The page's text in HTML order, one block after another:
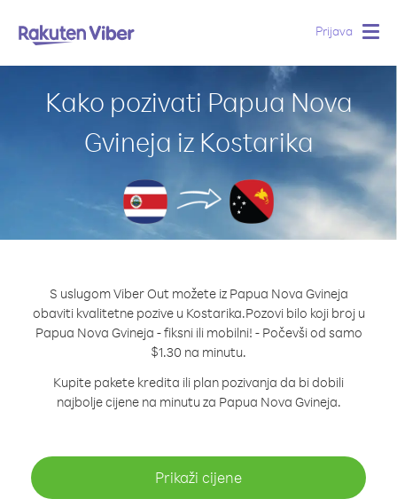
Prijava
Kako pozivati Papua Nova
Gvineja iz Kostarika
S uslugom Viber Out možete iz Papua Nova Gvineja
obaviti kvalitetne pozive u Kostarika.Pozovi bilo koji broj u
Papua Nova Gvineja - fiksni ili mobilni! - Počevši od samo
$1.30 na minutu.
Kupite pakete kredita ili plan pozivanja da bi dobili
najbolje cijene na minutu za Papua Nova Gvineja.
Prikaži cijene